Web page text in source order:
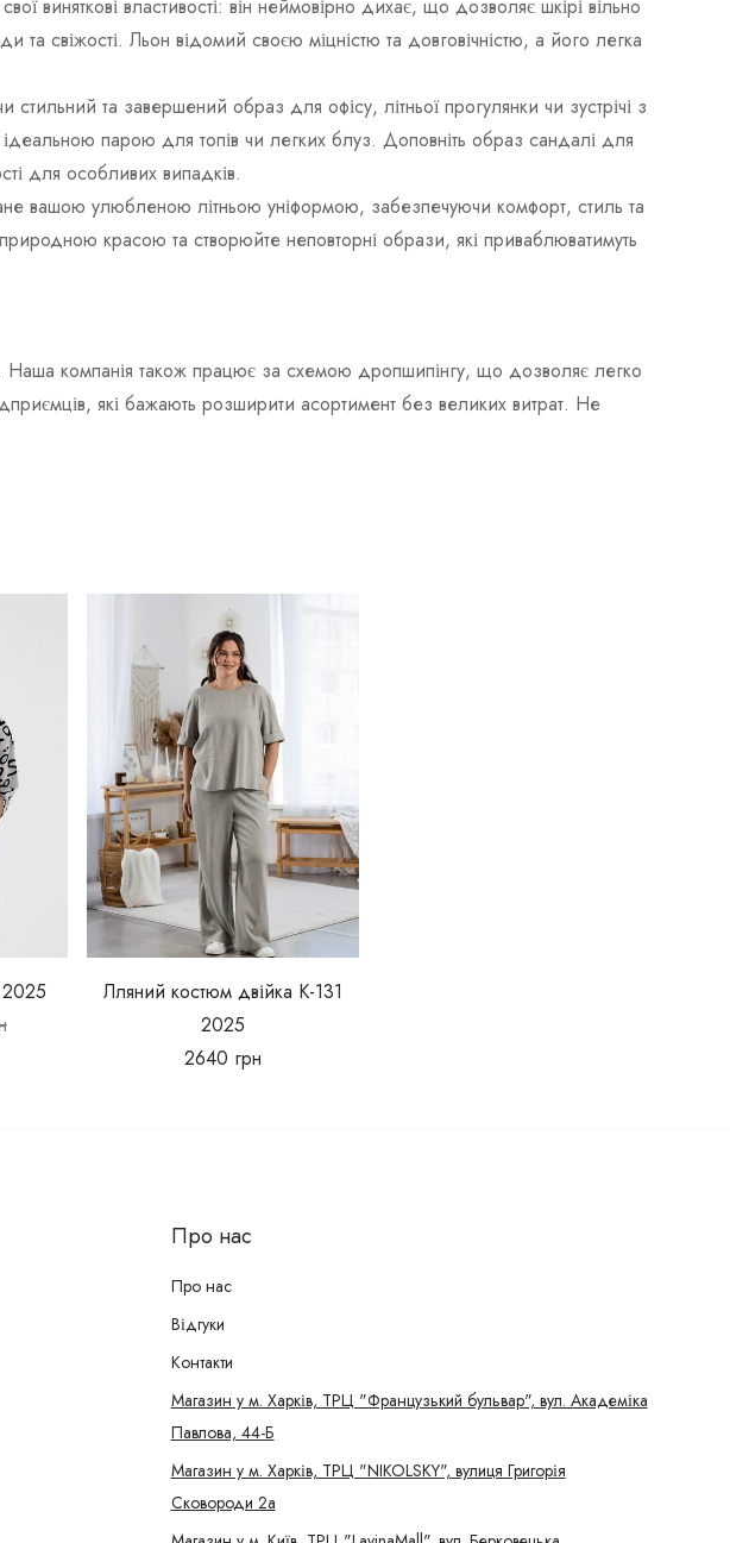
виняткові властивості: він неймовірно дихає, що дозволяє шкірі вільно
та свіжості. Льон відомий своєю міцністю та довговічністю, а його легка
та завершений образ для офісу, літньої прогулянки чи зустрічі з
парою для топів чи легких блуз. Доповніть образ сандалі для
для особливих випадків.
вашою улюбленою літньою уніформою, забезпечуючи комфорт, стиль та
природною красою та створюйте неповторні образи, які приваблюватимуть
компанія також працює за схемою дропшипінгу, що дозволяє легко
які бажають розширити асортимент без великих витрат. Не
Лляний костюм двійка К-131
2025
2640 грн
Про нас
Про нас
Відгуки
Контакти
Магазин у м. Харків, ТРЦ "Французький бульвар", вул. Академіка
Павлова, 44-Б
Магазин у м. Харків, ТРЦ "NIKOLSKY", вулиця Григорія
Сковороди 2а